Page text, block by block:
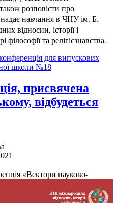
розповісти про
надає навчання в ЧНУ ім. Б.
відносин, історії і
філософії та релігієзнавства.
для випускових
школи №18
присвячена
відбудеться
«Вектори науково-